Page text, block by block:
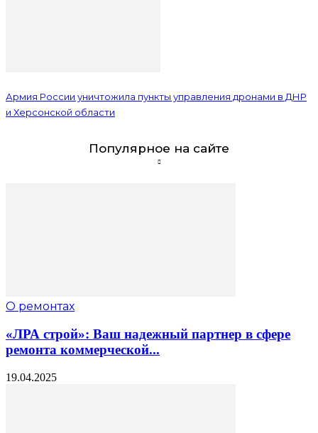
Армия России уничтожила пункты управления дронами в ДНР
и Херсонской области
Популярное на сайте
О ремонтах
«ЛРА строй»: Ваш надежный партнер в сфере
ремонта коммерческой...
19.04.2025